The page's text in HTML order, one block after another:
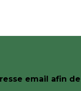
email afin